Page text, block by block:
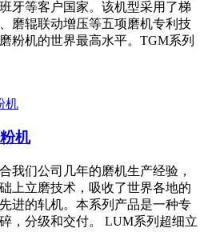
牙等客户国家。该机型采用了梯
磨辊联动增压等五项磨机专利技
粉机的世界最高水平。TGM系列
机
我们公司几年的磨机生产经验，
上立磨技术，吸收了世界各地的
进的轧机。本系列产品是一种专
，分级和交付。 LUM系列超细立